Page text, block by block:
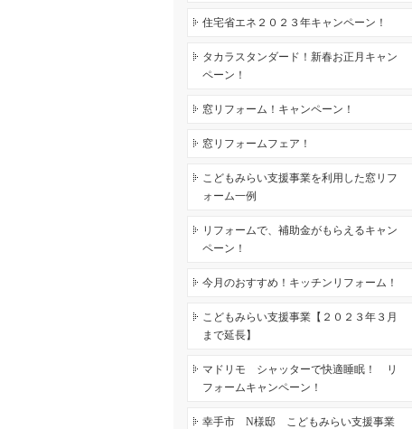
住宅省エネ２０２３年キャンペーン！
タカラスタンダード！新春お正月キャン
ペーン！
窓リフォーム！キャンペーン！
窓リフォームフェア！
こどもみらい支援事業を利用した窓リフ
ォーム一例
リフォームで、補助金がもらえるキャン
ペーン！
今月のおすすめ！キッチンリフォーム！
こどもみらい支援事業【２０２３年３月
まで延長】
マドリモ シャッターで快適睡眠！ リ
フォームキャンペーン！
幸手市 N様邸 こどもみらい支援事業